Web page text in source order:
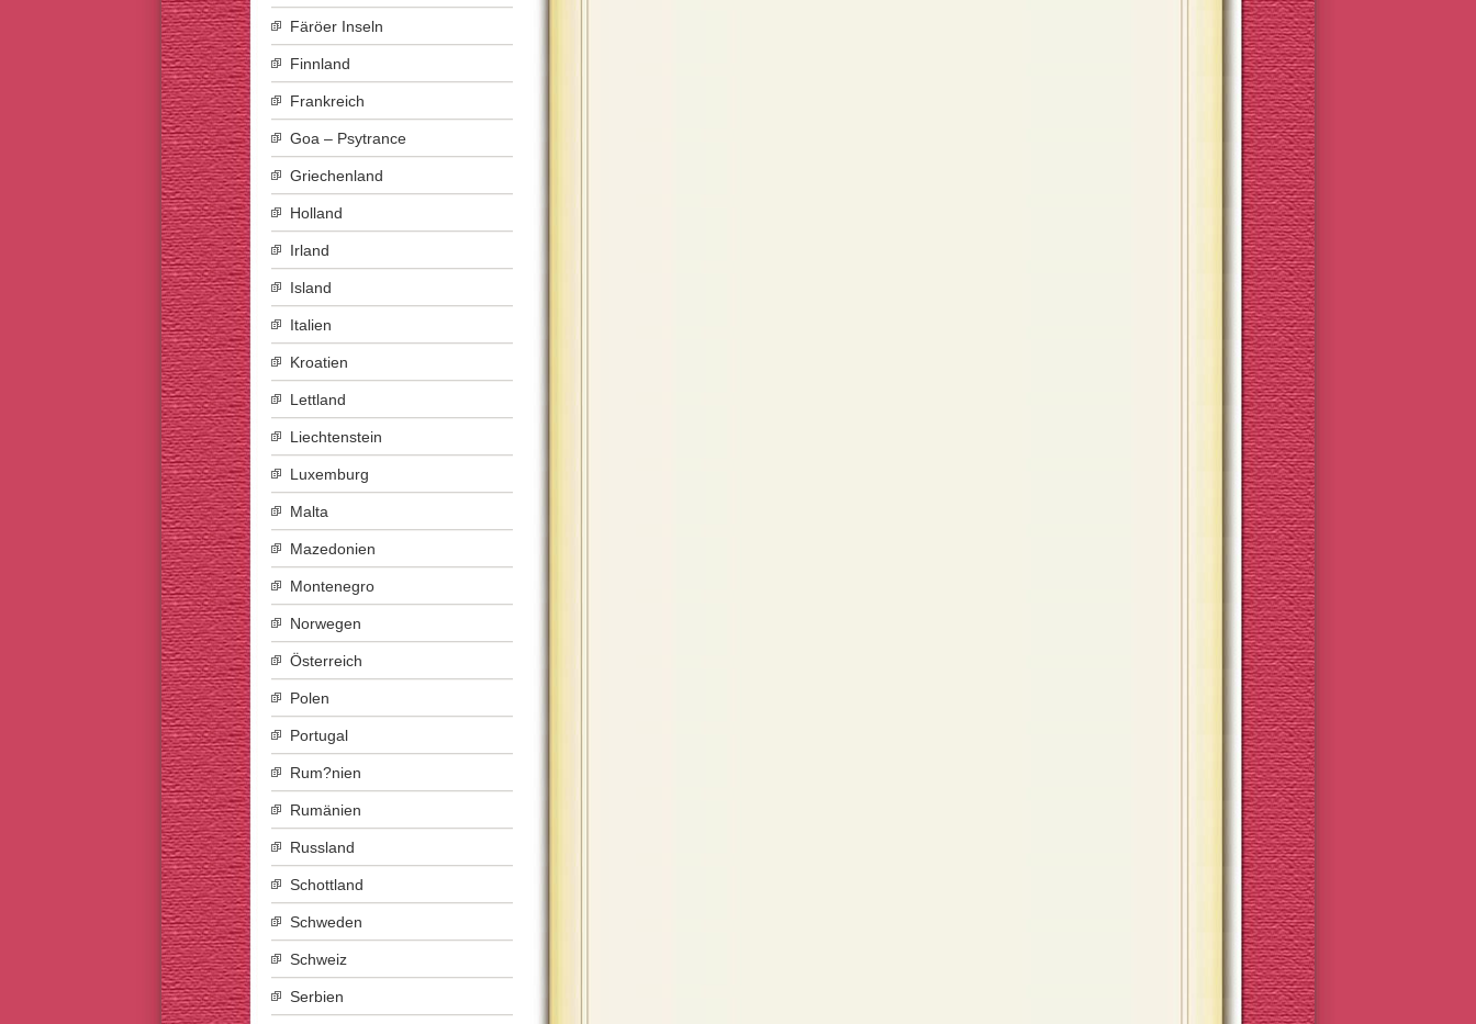
Färöer Inseln
Finnland
Frankreich
Goa – Psytrance
Griechenland
Holland
Irland
Island
Italien
Kroatien
Lettland
Liechtenstein
Luxemburg
Malta
Mazedonien
Montenegro
Norwegen
Österreich
Polen
Portugal
Rum?nien
Rumänien
Russland
Schottland
Schweden
Schweiz
Serbien